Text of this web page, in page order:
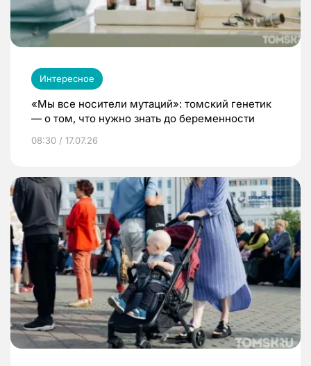
Интересное
«Мы все носители мутаций»: томский генетик
— о том, что нужно знать до беременности
08:30 / 17.07.26